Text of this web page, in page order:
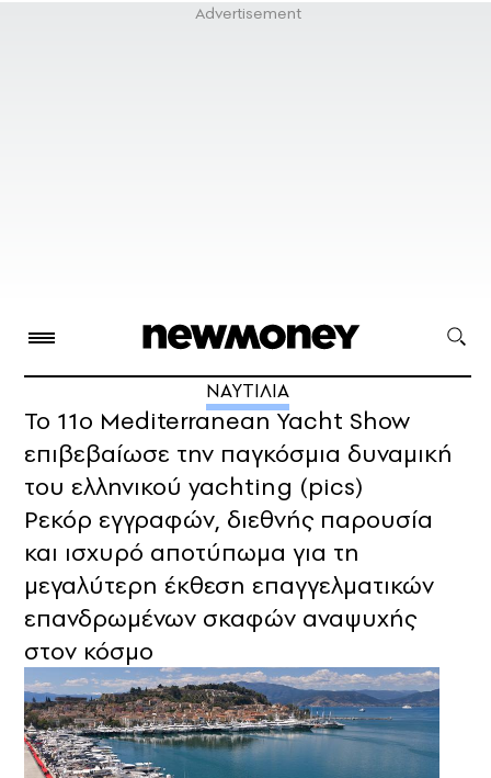
ΝΑΥΤΙΛΙΑ
Το 11ο Mediterranean Yacht Show
επιβεβαίωσε την παγκόσμια δυναμική
του ελληνικού yachting (pics)
Ρεκόρ εγγραφών, διεθνής παρουσία
και ισχυρό αποτύπωμα για τη
μεγαλύτερη έκθεση επαγγελματικών
επανδρωμένων σκαφών αναψυχής
στον κόσμο